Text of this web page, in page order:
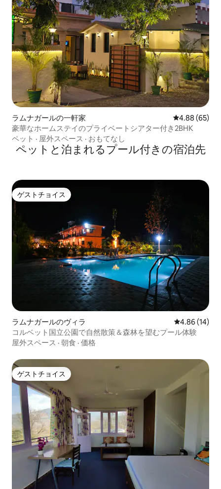
ラムナガールの一軒家 レビュー65
4.88 (65)
豪華なホームステイのプライベートシアター付き2BHK
ペット · 屋外スペース · おもてなし
ペットと泊まれるプール付きの宿泊先
ゲストチョイス
ゲストチョイス
ラムナガールのヴィラ レビュー14
4.86 (14)
コルベット国立公園で自然散策＆森林を望むプール体験
屋外スペース · 朝食 · 価格
ゲストチョイス
ゲストチョイス